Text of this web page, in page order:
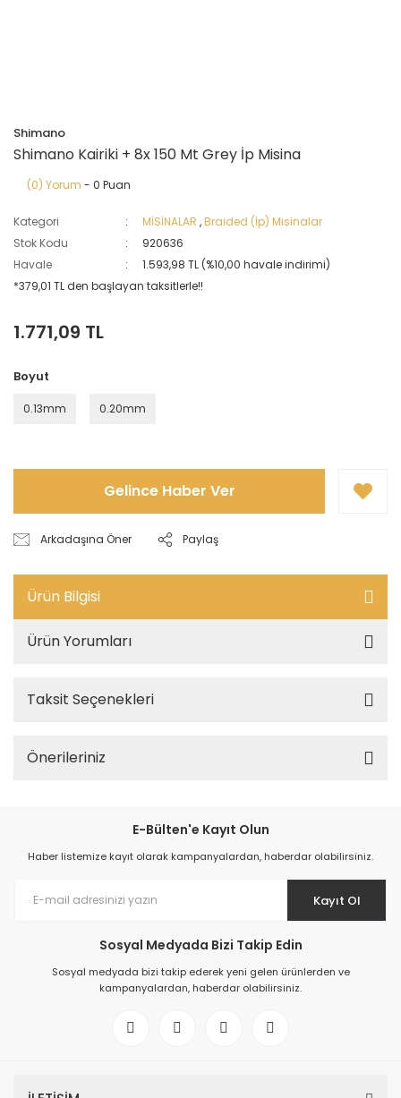
Shimano
Shimano Kairiki + 8x 150 Mt Grey İp Misina
(0) Yorum - 0 Puan
Kategori MİSİNALAR ,Braided (İp) Misinalar
Stok Kodu
920636
Havale
1.593,98 TL (%10,00 havale indirimi)
*379,01 TL den başlayan taksitlerle!!
1.771,09 TL
Boyut
0.13mm 0.20mm
Gelince Haber Ver
Arkadaşına Öner Paylaş
Ürün Bilgisi
Ürün Yorumları
Taksit Seçenekleri
Önerileriniz
E-Bülten'e Kayıt Olun
Haber listemize kayıt olarak kampanyalardan, haberdar olabilirsiniz.
Kayıt Ol
Sosyal Medyada Bizi Takip Edin
Sosyal medyada bizi takip ederek yeni gelen ürünlerden ve
kampanyalardan, haberdar olabilirsiniz.